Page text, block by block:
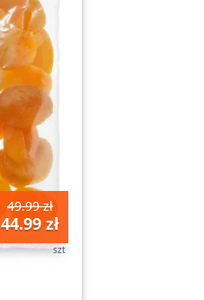
49.99 zł
44.99 zł
szt